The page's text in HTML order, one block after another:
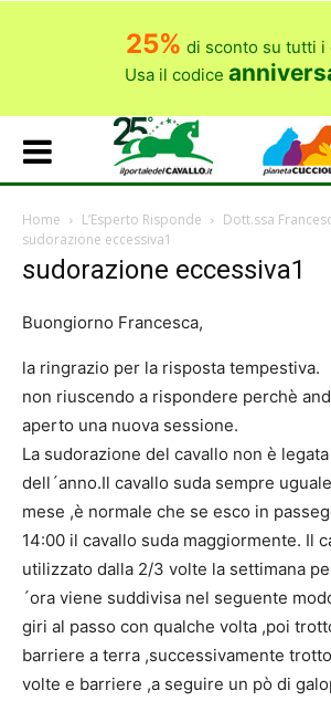
25% di sconto su tutti i
Usa il codice
Home L’Esperto Risponde
Dott.ssa
sudorazione eccessiva1
sudorazione eccessiva1
Buongiorno Francesca,
la ringrazio per la risposta tempestiva.
non riuscendo a rispondere perchè
aperto una nuova sessione.
La sudorazione del cavallo non è
dell´anno.Il cavallo suda sempre
mese ,è normale che se esco in
14:00 il cavallo suda maggiormente. Il
utilizzato dalla 2/3 volte la settimana
´ora viene suddivisa nel seguente
giri al passo con qualche volta ,poi
barriere a terra ,successivamente
volte e barriere ,a seguire un pò di